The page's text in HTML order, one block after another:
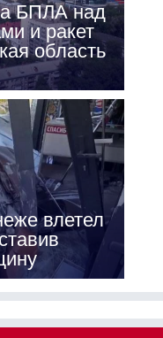
БПЛА над
и ракет
область
влетел